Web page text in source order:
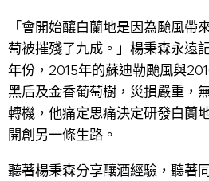
「會開始釀白蘭地是因為颱風帶
萄被摧殘了九成。」楊秉森永遠
年份，2015年的蘇迪勒颱風與
黑后及金香葡萄樹，災損嚴重，
轉機，他痛定思痛決定研發白蘭
開創另一條生路。
聽著楊秉森分享釀酒經驗，聽著